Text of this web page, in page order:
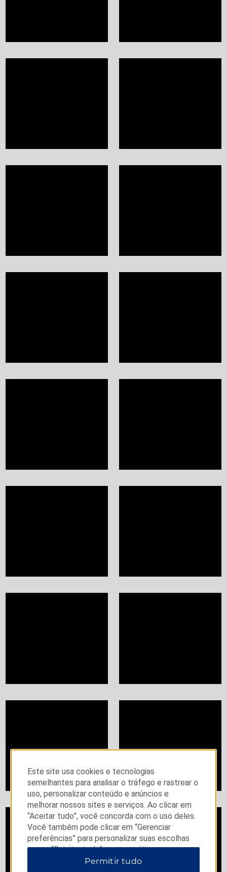
Este site usa cookies e tecnologias
semelhantes para analisar o tráfego e rastrear o
uso, personalizar conteúdo e anúncios e
melhorar nossos sites e serviços. Ao clicar em
“Aceitar tudo”, você concorda com o uso deles.
Você também pode clicar em “Gerenciar
preferências” para personalizar suas escolhas
ou em “Rejeitar tudo” para permitir apenas
cookies essenciais. Para obter informações
Permitir tudo